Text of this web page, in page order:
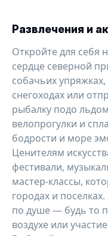
Развлечения и
Откройте для себя
сердце северной
собачьих
снегоходах или
рыбалку подо
велопрогулки и
бодрости и море
Ценителям
фестивали,
мастер-классы,
городах и
по душе — будь то
воздухе или